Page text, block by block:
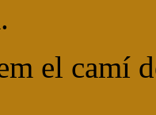
el camí